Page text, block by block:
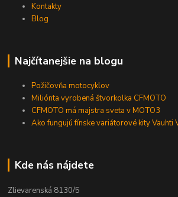
Kontakty
Blog
Najčítanejšie na blogu
Požičovňa motocyklov
Miliónta vyrobená štvorkolka CFMOTO
CFMOTO má majstra sveta v MOTO3
Ako fungujú fínske variátorové kity Vauhti
Kde nás nájdete
Zlievarenská 8130/5